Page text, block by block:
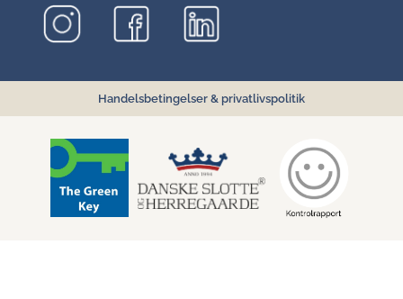
Handelsbetingelser & privatlivspolitik